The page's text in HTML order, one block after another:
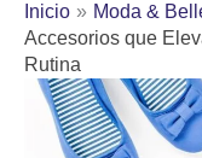
Inicio
Moda &
Accesorios que
Rutina